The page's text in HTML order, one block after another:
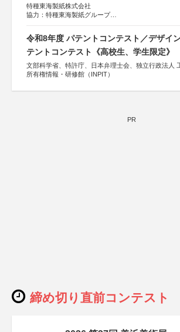
特種東海製紙株式会社
協力：特種東海製紙グループ
令和8年度 パテントコンテスト／デザイ
テントコンテスト《高校生、学生限定》
文部科学省、特許庁、日本弁理士会、独立行政法人
所有権情報・研修館（INPIT）
PR
締め切り直前コンテスト